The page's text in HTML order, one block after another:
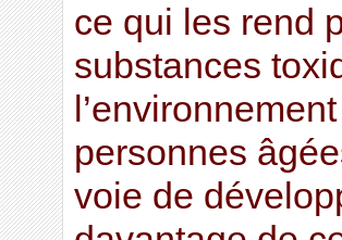
ce qui les rend
substances
personnes
voie de